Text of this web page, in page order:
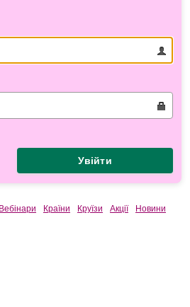
Увійти
Вебінари Країни Круїзи Акції Новини